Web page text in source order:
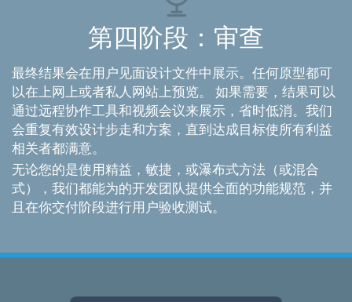
第四阶段：审查
最终结果会在用户见面设计文件中展示。任何原型都可
以在上网上或者私人网站上预览。 如果需要，结果可以
通过远程协作工具和视频会议来展示，省时低消。我们
会重复有效设计步走和方案，直到达成目标使所有利益
相关者都满意。
无论您的是使用精益，敏捷，或瀑布式方法（或混合
式），我们都能为的开发团队提供全面的功能规范，并
且在你交付阶段进行用户验收测试。